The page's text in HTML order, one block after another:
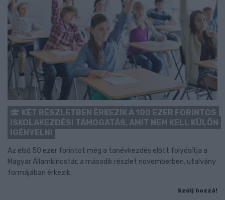
KÉT RÉSZLETBEN ÉRKEZIK A 100 EZER FORINTOS
ISKOLAKEZDÉSI TÁMOGATÁS, AMIT NEM KELL KÜLÖN
IGÉNYELNI
Az első 50 ezer forintot még a tanévkezdés előtt folyósítja a
Magyar Államkincstár, a második részlet novemberben, utalvány
formájában érkezik.
Szólj hozzá!